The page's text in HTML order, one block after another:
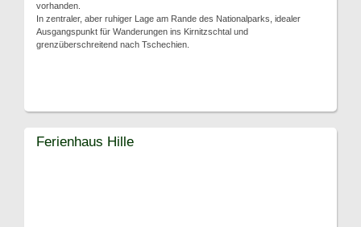
vorhanden.
In zentraler, aber ruhiger Lage am Rande des Nationalparks, idealer
Ausgangspunkt für Wanderungen ins Kirnitzschtal und
grenzüberschreitend nach Tschechien.
Ferienhaus Hille